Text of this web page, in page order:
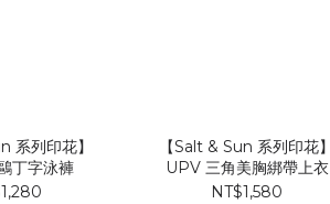
系列印花】
丁字泳褲
【Salt & Sun 系列印花】
UPV 三角美胸綁帶上衣
NT$1,580